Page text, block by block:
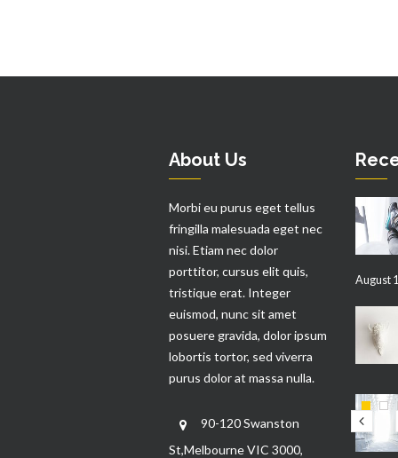
About Us
Morbi eu purus eget tellus
fringilla malesuada eget nec
nisi. Etiam nec dolor
porttitor, cursus elit quis,
tristique erat. Integer
euismod, nunc sit amet
posuere gravida, dolor ipsum
lobortis tortor, sed viverra
purus dolor at massa nulla.
90-120 Swanston
St,Melbourne VIC 3000,
August